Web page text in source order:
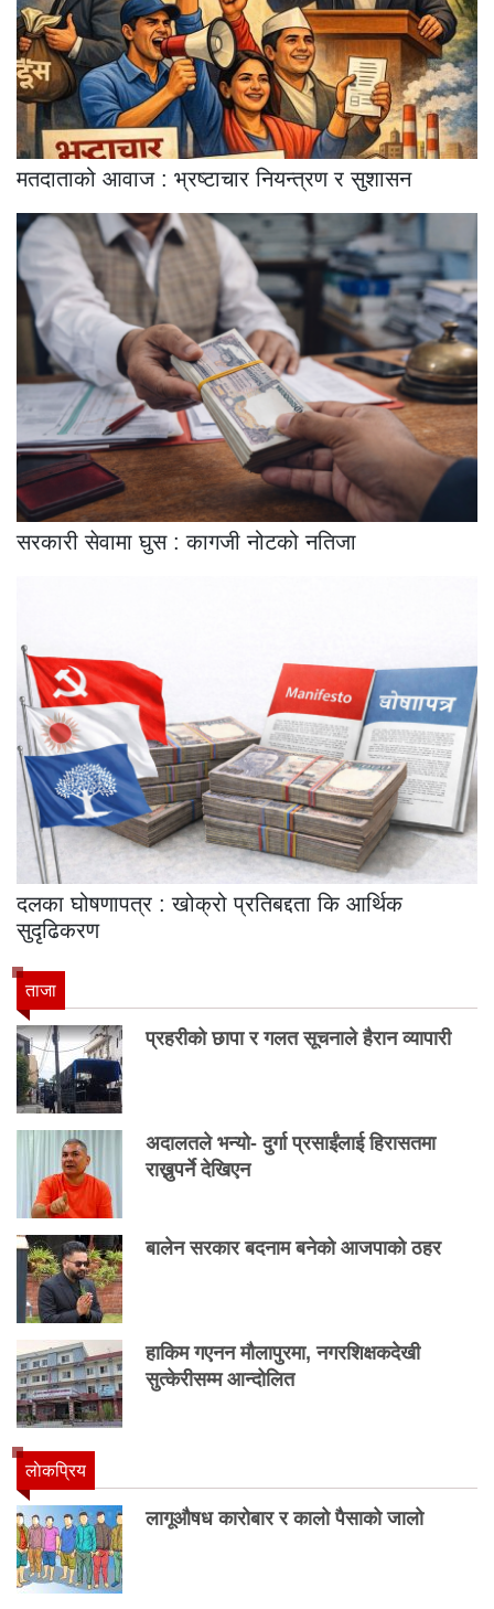
मतदाताको आवाज : भ्रष्टाचार नियन्त्रण र सुशासन
सरकारी सेवामा घुस : कागजी नोटको नतिजा
दलका घोषणापत्र : खोक्रो प्रतिबद्दता कि आर्थिक
सुदृढिकरण
ताजा
प्रहरीको छापा र गलत सूचनाले हैरान व्यापारी
अदालतले भन्यो- दुर्गा प्रसाईंलाई हिरासतमा
राख्नुपर्ने देखिएन
बालेन सरकार बदनाम बनेको आजपाको ठहर
हाकिम गएनन मौलापुरमा, नगरशिक्षकदेखी
सुत्केरीसम्म आन्दोलित
लाेकप्रिय
लागूऔषध कारोबार र कालो पैसाको जालो